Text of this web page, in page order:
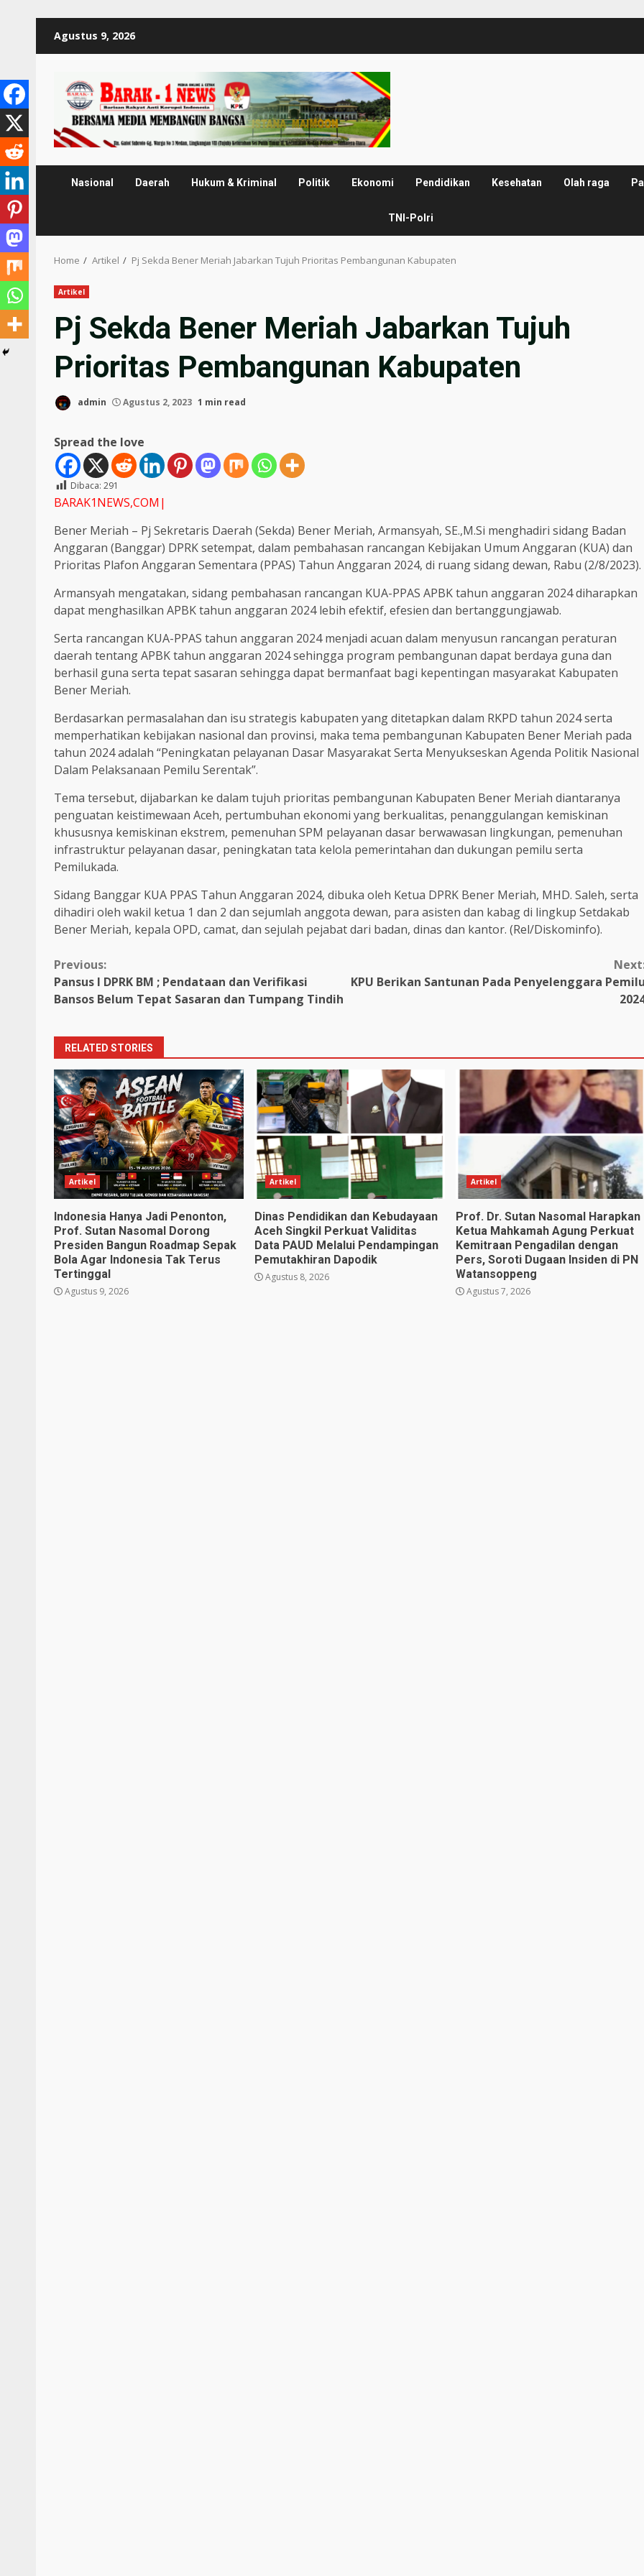
Agustus 9, 2026
Nasional Daerah Hukum & Kriminal Politik Ekonomi Pendidikan Kesehatan Olah raga
TNI-Polri
Home Artikel Pj Sekda Bener Meriah Jabarkan Tujuh Prioritas Pembangunan Kabupaten
Artikel
Pj Sekda Bener Meriah Jabarkan Tujuh
Prioritas Pembangunan Kabupaten
admin Agustus 2, 2023 1 min read
Spread the love
Dibaca: 291
BARAK1NEWS,COM|
Bener Meriah – Pj Sekretaris Daerah (Sekda) Bener Meriah, Armansyah, SE.,M.Si menghadiri sidang Badan
Anggaran (Banggar) DPRK setempat, dalam pembahasan rancangan Kebijakan Umum Anggaran (KUA) dan
Prioritas Plafon Anggaran Sementara (PPAS) Tahun Anggaran 2024, di ruang sidang dewan, Rabu (2/8/2023).
Armansyah mengatakan, sidang pembahasan rancangan KUA-PPAS APBK tahun anggaran 2024 diharapkan
dapat menghasilkan APBK tahun anggaran 2024 lebih efektif, efesien dan bertanggungjawab.
Serta rancangan KUA-PPAS tahun anggaran 2024 menjadi acuan dalam menyusun rancangan peraturan
daerah tentang APBK tahun anggaran 2024 sehingga program pembangunan dapat berdaya guna dan
berhasil guna serta tepat sasaran sehingga dapat bermanfaat bagi kepentingan masyarakat Kabupaten
Bener Meriah.
Berdasarkan permasalahan dan isu strategis kabupaten yang ditetapkan dalam RKPD tahun 2024 serta
memperhatikan kebijakan nasional dan provinsi, maka tema pembangunan Kabupaten Bener Meriah pada
tahun 2024 adalah “Peningkatan pelayanan Dasar Masyarakat Serta Menyukseskan Agenda Politik Nasional
Dalam Pelaksanaan Pemilu Serentak”.
Tema tersebut, dijabarkan ke dalam tujuh prioritas pembangunan Kabupaten Bener Meriah diantaranya
penguatan keistimewaan Aceh, pertumbuhan ekonomi yang berkualitas, penanggulangan kemiskinan
khususnya kemiskinan ekstrem, pemenuhan SPM pelayanan dasar berwawasan lingkungan, pemenuhan
infrastruktur pelayanan dasar, peningkatan tata kelola pemerintahan dan dukungan pemilu serta
Pemilukada.
Sidang Banggar KUA PPAS Tahun Anggaran 2024, dibuka oleh Ketua DPRK Bener Meriah, MHD. Saleh, serta
dihadiri oleh wakil ketua 1 dan 2 dan sejumlah anggota dewan, para asisten dan kabag di lingkup Setdakab
Bener Meriah, kepala OPD, camat, dan sejulah pejabat dari badan, dinas dan kantor. (Rel/Diskominfo).
Continue
Reading
Previous:
Pansus I DPRK BM ; Pendataan dan Verifikasi
Bansos Belum Tepat Sasaran dan Tumpang Tindih
KPU Berikan Santunan Pada Penyelenggara
RELATED STORIES
Artikel
Indonesia Hanya Jadi Penonton,
Prof. Sutan Nasomal Dorong
Presiden Bangun Roadmap Sepak
Bola Agar Indonesia Tak Terus
Tertinggal
Agustus 9, 2026
Artikel
Dinas Pendidikan dan Kebudayaan
Aceh Singkil Perkuat Validitas
Data PAUD Melalui Pendampingan
Pemutakhiran Dapodik
Agustus 8, 2026
Artikel
Prof. Dr. Sutan Nasomal Harapkan
Ketua Mahkamah Agung Perkuat
Kemitraan Pengadilan dengan
Pers, Soroti Dugaan Insiden di PN
Watansoppeng
Agustus 7, 2026